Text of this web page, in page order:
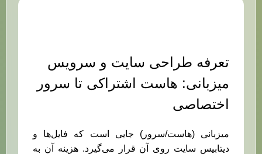
تعرفه طراحی سایت و سرویس
میزبانی: هاست اشتراکی تا سرور
اختصاصی
میزبانی (هاست/سرور) جایی است که فایل‌ها و
دیتابیس سایت روی آن قرار می‌گیرد. هزینه آن به